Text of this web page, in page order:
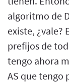
algoritmo de
existe, ¿vale?
prefijos de
tengo ahora
AS que tengo